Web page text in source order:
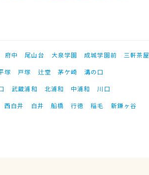
府中 尾山台 大泉学園 成城学園前 三軒茶屋
塚 戸塚 辻堂 茅ケ崎
溝の口
武蔵浦和 北浦和 中浦和
川口
西白井 白井 船橋 行徳 稲毛 新鎌ヶ谷